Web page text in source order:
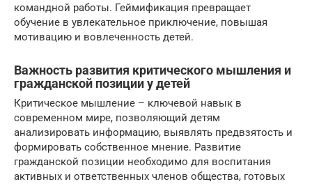
командной работы. Геймификация превращает
обучение в увлекательное приключение, повышая
мотивацию и вовлеченность детей.
Важность развития критического мышления и
гражданской позиции у детей
Критическое мышление – ключевой навык в
современном мире, позволяющий детям
анализировать информацию, выявлять предвзятость и
формировать собственное мнение. Развитие
гражданской позиции необходимо для воспитания
активных и ответственных членов общества, готовых